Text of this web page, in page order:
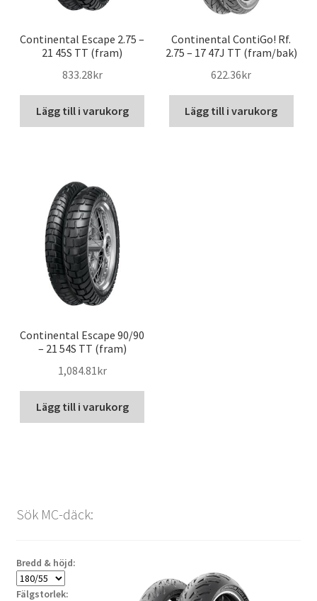
Continental Escape 2.75 –
21 45S TT (fram)
833.28kr
Lägg till i varukorg
Continental ContiGo! Rf.
2.75 – 17 47J TT (fram/bak)
622.36kr
Lägg till i varukorg
Continental Escape 90/90
– 21 54S TT (fram)
1,084.81kr
Lägg till i varukorg
Sök MC-däck:
Bredd & höjd:
Fälgstorlek: